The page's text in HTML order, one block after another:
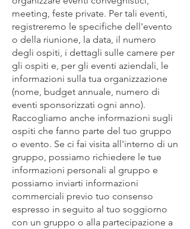
meeting, feste private. Per tali eventi,
registreremo le specifiche dell'evento
o della riunione, la data, il numero
degli ospiti, i dettagli sulle camere per
gli ospiti e, per gli eventi aziendali, le
informazioni sulla tua organizzazione
(nome, budget annuale, numero di
eventi sponsorizzati ogni anno).
Raccogliamo anche informazioni sugli
ospiti che fanno parte del tuo gruppo
o evento. Se ci fai visita all'interno di un
gruppo, possiamo richiedere le tue
informazioni personali al gruppo e
possiamo inviarti informazioni
commerciali previo tuo consenso
espresso in seguito al tuo soggiorno
con un gruppo o alla partecipazione a